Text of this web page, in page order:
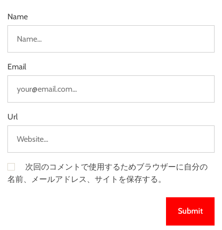
Name
Email
Url
次回のコメントで使用するためブラウザーに自分の
名前、メールアドレス、サイトを保存する。